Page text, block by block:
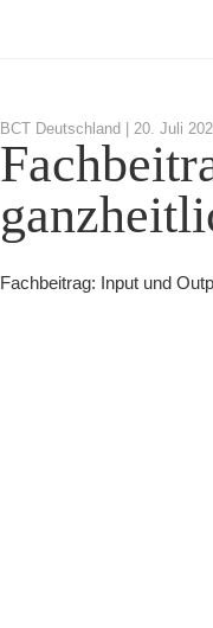
BCT Deutschland | 20. Juli
Fachbeitrag: Input und